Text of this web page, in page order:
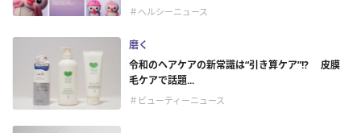
＃ヘルシーニュース
磨く
令和のヘアケアの新常識は“引き算ケア”!? 皮膜
毛ケアで話題...
＃ビューティーニュース